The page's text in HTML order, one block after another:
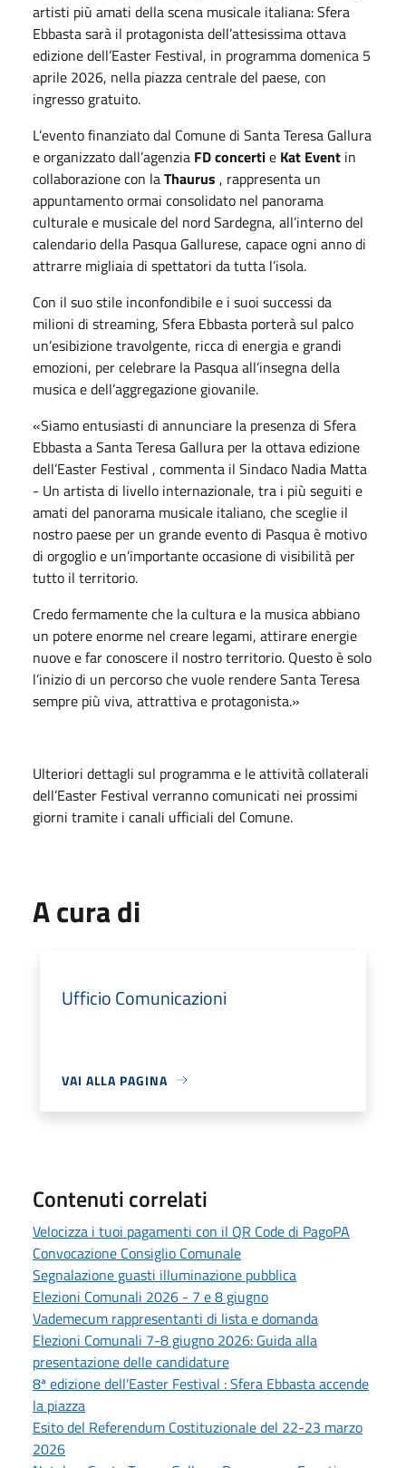
artisti più amati della scena musicale italiana: Sfera
Ebbasta sarà il protagonista dell’attesissima ottava
edizione dell’Easter Festival, in programma domenica 5
aprile 2026, nella piazza centrale del paese, con
ingresso gratuito.
L’evento finanziato dal Comune di Santa Teresa Gallura
e organizzato dall’agenzia FD concertie Kat Event in
collaborazione con laThaurus , rappresenta un
appuntamento ormai consolidato nel panorama
culturale e musicale del nord Sardegna, all’interno del
calendario della Pasqua Gallurese, capace ogni anno di
attrarre migliaia di spettatori da tutta l’isola.
Con il suo stile inconfondibile e i suoi successi da
milioni di streaming, Sfera Ebbasta porterà sul palco
un’esibizione travolgente, ricca di energia e grandi
emozioni, per celebrare la Pasqua all’insegna della
musica e dell’aggregazione giovanile.
«Siamo entusiasti di annunciare la presenza di Sfera
Ebbasta a Santa Teresa Gallura per la ottava edizione
dell’Easter Festival , commenta il Sindaco Nadia Matta
- Un artista di livello internazionale, tra i più seguiti e
amati del panorama musicale italiano, che sceglie il
nostro paese per un grande evento di Pasqua è motivo
di orgoglio e un’importante occasione di visibilità per
tutto il territorio.
Credo fermamente che la cultura e la musica abbiano
un potere enorme nel creare legami, attirare energie
nuove e far conoscere il nostro territorio. Questo è solo
l’inizio di un percorso che vuole rendere Santa Teresa
sempre più viva, attrattiva e protagonista.»
Ulteriori dettagli sul programma e le attività collaterali
dell’Easter Festival verranno comunicati nei prossimi
giorni tramite i canali ufficiali del Comune.
A cura di
Ufficio Comunicazioni
VAI ALLA PAGINA
Contenuti correlati
Velocizza i tuoi pagamenti con il QR Code di PagoPA
Convocazione Consiglio Comunale
Segnalazione guasti illuminazione pubblica
Elezioni Comunali 2026 - 7 e 8 giugno
Vademecum rappresentanti di lista e domanda
Elezioni Comunali 7-8 giugno 2026: Guida alla
presentazione delle candidature
8ª edizione dell’Easter Festival : Sfera Ebbasta accende
la piazza
Esito del Referendum Costituzionale del 22-23 marzo
2026